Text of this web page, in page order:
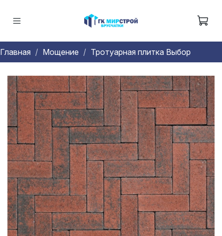
Главная Мощение Тротуарная плитка Выбор